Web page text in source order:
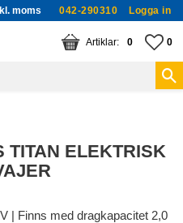
moms 042-290310 Logga in
0
KUNDVAGN
ANTAL 0
TITAN ELEKTRISK
| Finns med dragkapacitet 2,0